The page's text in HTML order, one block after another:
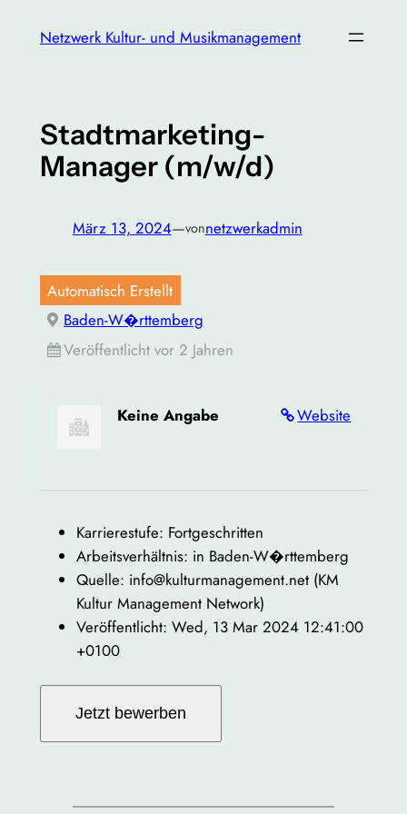
InhaltNetzwerk Kultur- und Musikmanagement
Stadtmarketing-
Manager (m/w/d)
März 13, 2024—vonnetzwerkadmin
Automatisch Erstellt
Baden-W�rttemberg
Veröffentlicht vor 2 Jahren
Website
Keine Angabe
Karrierestufe: Fortgeschritten
Arbeitsverhältnis: in Baden-W�rttemberg
Quelle: info@kulturmanagement.net (KM
Kultur Management Network)
Veröffentlicht: Wed, 13 Mar 2024 12:41:00
+0100